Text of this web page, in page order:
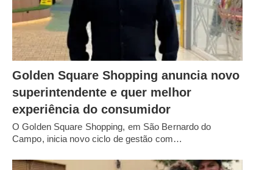
Golden Square Shopping anuncia novo
superintendente e quer melhor
experiência do consumidor
O Golden Square Shopping, em São Bernardo do
Campo, inicia novo ciclo de gestão com…